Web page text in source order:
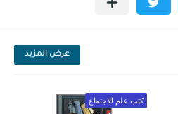
عرض المزيد
كتب علم الاجتماع